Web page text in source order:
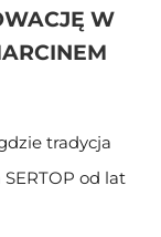
W
tradycja
od lat